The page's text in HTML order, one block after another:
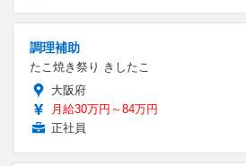
調理補助
たこ焼き祭り きしたこ
大阪府
月給30万円～84万円
正社員